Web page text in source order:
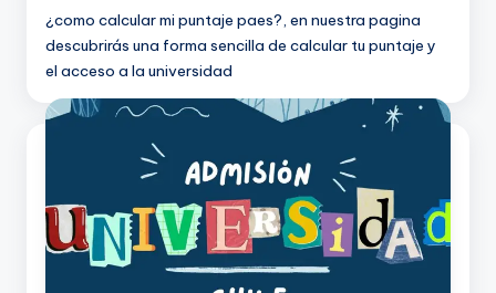
¿como calcular mi puntaje paes?, en nuestra pagina
descubrirás una forma sencilla de calcular tu puntaje y
el acceso a la universidad